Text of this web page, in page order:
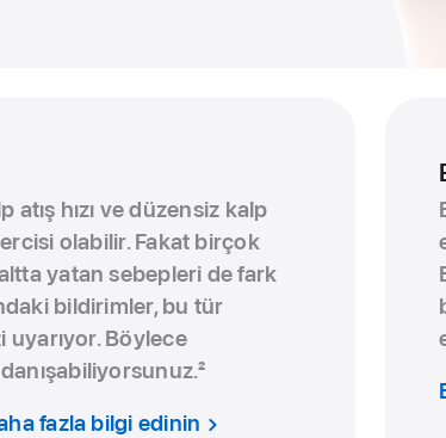
hızı ve düzensiz kalp
olabilir. Fakat birçok
yatan sebepleri de fark
bildirimler, bu tür
Böylece
2
fazla bilgi edinin